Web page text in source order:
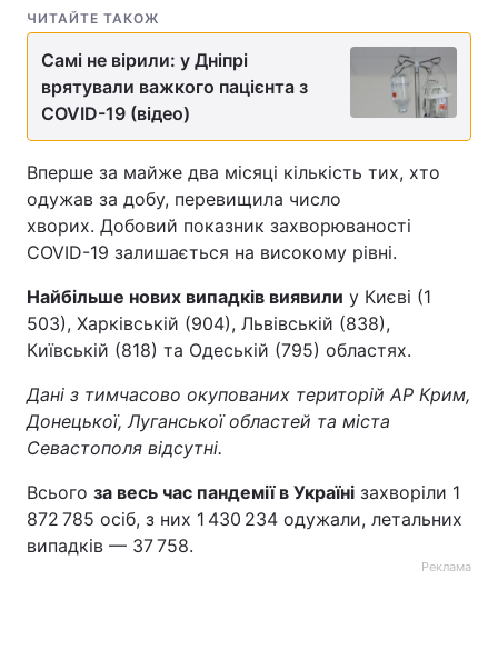
ЧИТАЙТЕ ТАКОЖ
Самі не вірили: у Дніпрі
врятували важкого пацієнта з
COVID-19 (відео)
Вперше за майже два місяці кількість тих, хто
одужав за добу, перевищила число
хворих. Добовий показник захворюваності
COVID-19 залишається на високому рівні.
Найбільше нових випадків виявили у Києві (1
503), Харківській (904), Львівській (838),
Київській (818) та Одеській (795) областях.
Дані з тимчасово окупованих територій АР Крим,
Донецької, Луганської областей та міста
Севастополя відсутні.
Всього за весь час пандемії в Україні захворіли 1
872 785 осіб, з них 1 430 234 одужали, летальних
випадків — 37 758.
Реклама